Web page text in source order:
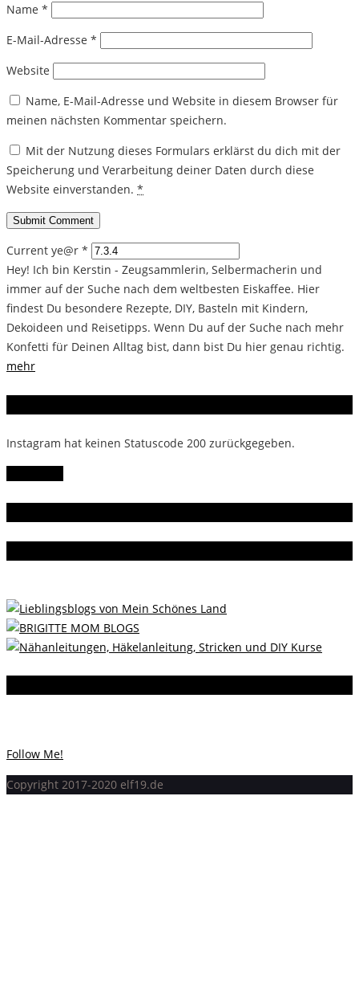
Name *
E-Mail-Adresse *
Website
Name, E-Mail-Adresse und Website in diesem Browser für
meinen nächsten Kommentar speichern.
Mit der Nutzung dieses Formulars erklärst du dich mit der
Speicherung und Verarbeitung deiner Daten durch diese
Website einverstanden. *
Current ye@r *
Hey! Ich bin Kerstin - Zeugsammlerin, Selbermacherin und
immer auf der Suche nach dem weltbesten Eiskaffee. Hier
findest Du besondere Rezepte, DIY, Basteln mit Kindern,
Dekoideen und Reisetipps. Wenn Du auf der Suche nach mehr
Konfetti für Deinen Alltag bist, dann bist Du hier genau richtig.
mehr
Instagram hat keinen Statuscode 200 zurückgegeben.
Follow Me!
Copyright 2017-2020 elf19.de